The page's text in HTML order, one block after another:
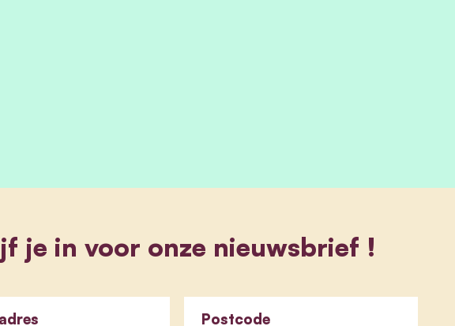
je in voor onze nieuwsbrief !
Postcode